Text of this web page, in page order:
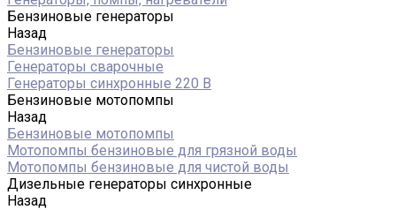
Бензиновые генераторы
Назад
Бензиновые генераторы
Генераторы сварочные
Генераторы синхронные 220 В
Бензиновые мотопомпы
Назад
Бензиновые мотопомпы
Мотопомпы бензиновые для грязной воды
Мотопомпы бензиновые для чистой воды
Дизельные генераторы синхронные
Назад